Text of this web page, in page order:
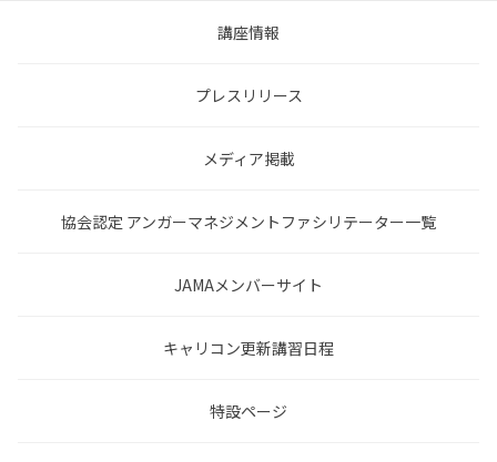
講座情報
プレスリリース
メディア掲載
協会認定 アンガーマネジメントファシリテーター一覧
JAMAメンバーサイト
キャリコン更新講習日程
特設ページ